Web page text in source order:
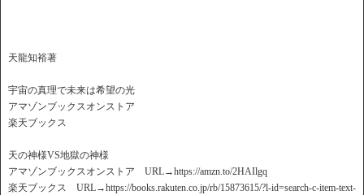
天龍知裕著
宇宙の真理で未来は希望の光
アマゾンブックスオンストア
楽天ブックス
天の神様VS地獄の神様
アマゾンブックスオンストア URL→https://amzn.to/2HAIlgq
楽天ブックス URL→https://books.rakuten.co.jp/rb/15873615/?l-id=search-c-item-text-